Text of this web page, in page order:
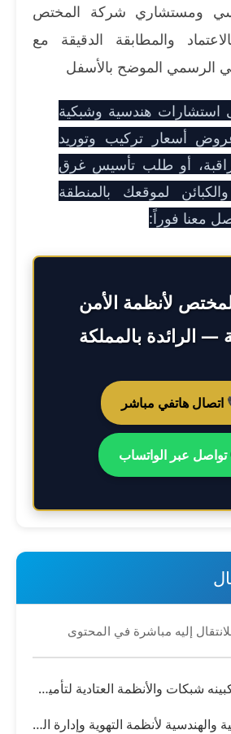
ومستشاري شركة المختص
وبالاعتماد والمطابقة الدقيقة مع
الرسمي الموضح بالأسفل
هندسية وشبكية
أسعار تركيب وتوريد
أو طلب تأسيس غرق
لموقعك بالمنطقة
معنا فوراً:
لأنظمة الأمن
— الرائدة بالمملكة
اتصال هاتفي مباشر
عبر الواتساب
إليه مباشرة في المحتوى
أفضل مقاسات كبينه شبكات والأنظمة العتادية لتأمين السيرفرات والموزعات
المواصفات التقنية والهندسية لأنظمة التهوية وإدارة الطاقة داخل الخزائن الشبكية